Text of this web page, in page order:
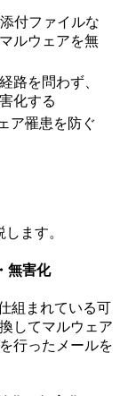
付ファイルな
ルウェアを無
路を問わず、
化する
ア罹患を防ぐ
ます。
無害化
組まれている可
してマルウェア
行ったメールを